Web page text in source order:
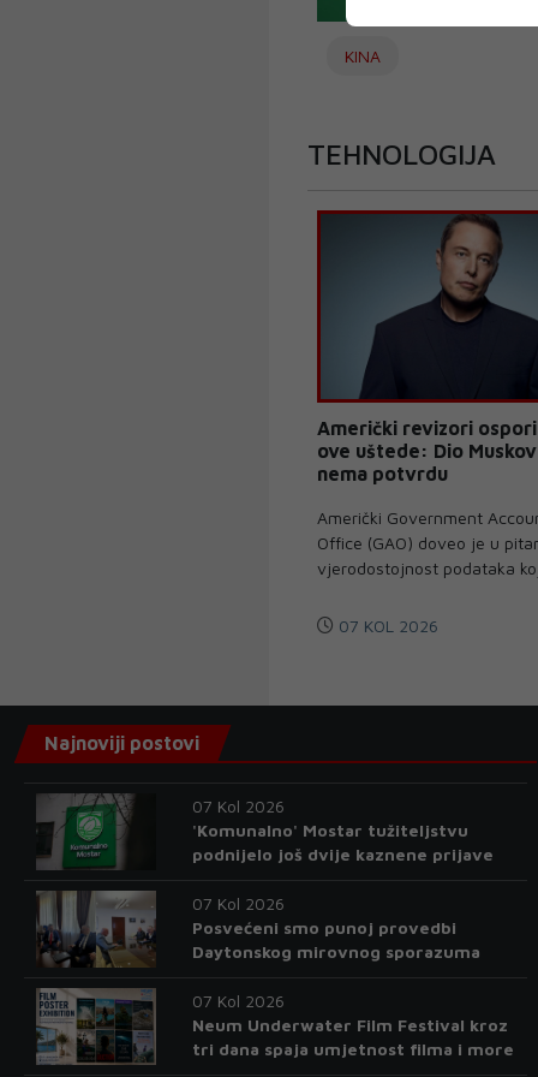
KINA
TEHNOLOGIJA
Američki revizori
ove uštede: Dio
nema potvrdu
Američki Government
Office (GAO) doveo je u
vjerodostojnost podataka
07 KOL 2026
Najnoviji postovi
07 Kol 2026
'Komunalno' Mostar tužiteljstvu
podnijelo još dvije kaznene prijave
07 Kol 2026
Posvećeni smo punoj provedbi
Daytonskog mirovnog sporazuma
07 Kol 2026
Neum Underwater Film Festival kroz
tri dana spaja umjetnost filma i more